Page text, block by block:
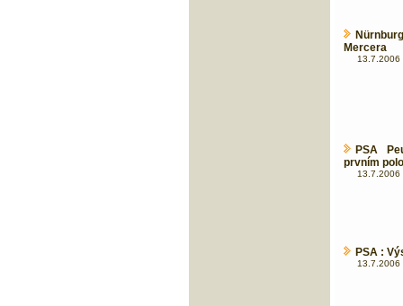
Mercera
13.7.2006
PSA
prvním
13.7.2006
PSA :
13.7.2006